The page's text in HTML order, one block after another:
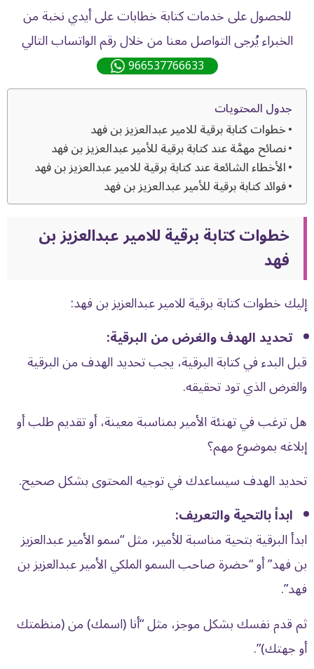
للحصول على خدمات كتابة خطابات على أيدي نخبة من
الخبراء يُرجى التواصل معنا من خلال رقم الواتساب التالي
966537766633
جدول المحتويات
خطوات كتابة برقية للامير عبدالعزيز بن فهد
نصائح مهمَّة عند كتابة برقية للأمير عبدالعزيز بن فهد
الأخطاء الشائعة عند كتابة برقية للامير عبدالعزيز بن فهد
فوائد كتابة برقية للأمير عبدالعزيز بن فهد
خطوات كتابة برقية للامير عبدالعزيز بن
فهد
إليك خطوات كتابة برقية للامير عبدالعزيز بن فهد:
تحديد الهدف والغرض من البرقية:
قبل البدء في كتابة البرقية، يجب تحديد الهدف من البرقية
والغرض الذي تود تحقيقه.
هل ترغب في تهنئة الأمير بمناسبة معينة، أو تقديم طلب أو
إبلاغه بموضوع مهم؟
تحديد الهدف سيساعدك في توجيه المحتوى بشكل صحيح.
ابدأ بالتحية والتعريف:
ابدأ البرقية بتحية مناسبة للأمير، مثل “سمو الأمير عبدالعزيز
بن فهد” أو “حضرة صاحب السمو الملكي الأمير عبدالعزيز بن
فهد”.
ثم قدم نفسك بشكل موجز، مثل “أنا (اسمك) من (منظمتك
أو جهتك)”.